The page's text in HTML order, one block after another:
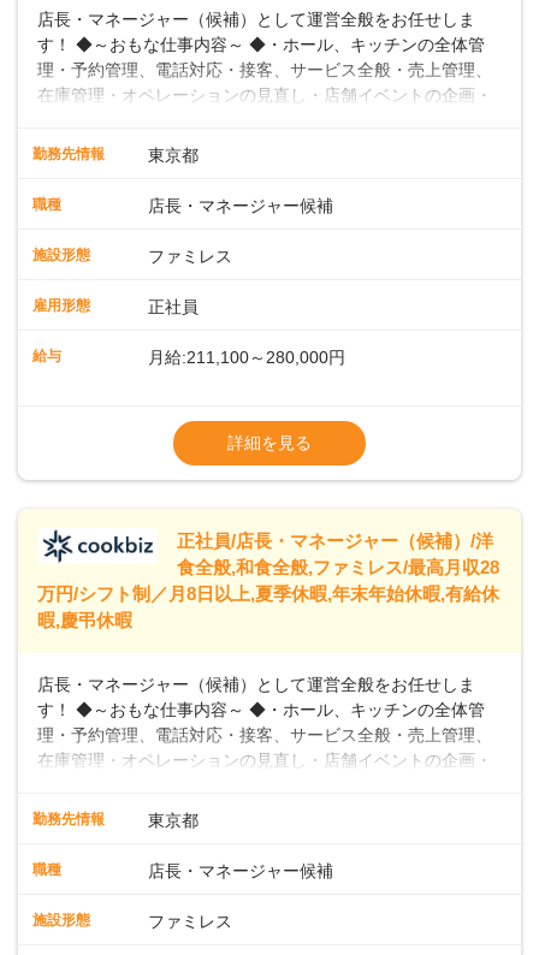
店長・マネージャー（候補）として運営全般をお任せしま
す！ ◆～おもな仕事内容～ ◆・ホール、キッチンの全体管
理・予約管理、電話対応・接客、サービス全般・売上管理、
在庫管理・オペレーションの見直し・店舗イベントの企画・
入社後はスキルに合わせた業務からお任せしますので、徐々
向上を目指すDX推進～ ◆すかいらーくのレストランでは、
スタッフの働きやすさをサポートしています。配膳ロボット
や歩行数が約40%も削減されました！また、配膳ロボットに
なDX（デジタルトランスフォーメーション）の取り組みを進
います。私たちは、多様な働き方を提供し、ライフステージ
に合わせた柔軟な勤務時間や働きやすい環境を整えていま
います。
勤務先情報 東京都
職種 店長・マネージャー候補
施設形態 ファミレス
雇用形態 正社員
給与 月給:211,100～280,000円
※残業代全額支給
※経験に応じて応相談①ナショナル社員：月
給245,800円～②エリア社員 ：月給
詳細を見る
正社員/店長・マネージャー（候補）/洋
食全般,和食全般,ファミレス/最高月収28
万円/シフト制／月8日以上,夏季休暇,年末年始休暇,有給休
暇,慶弔休暇
店長・マネージャー（候補）として運営全般をお任せしま
す！ ◆～おもな仕事内容～ ◆・ホール、キッチンの全体管
理・予約管理、電話対応・接客、サービス全般・売上管理、
在庫管理・オペレーションの見直し・店舗イベントの企画・
入社後はスキルに合わせた業務からお任せしますので、徐々
向上を目指すDX推進～ ◆すかいらーくのレストランでは、
スタッフの働きやすさをサポートしています。配膳ロボット
勤務先情報 東京都
職種 店長・マネージャー候補
施設形態 ファミレス